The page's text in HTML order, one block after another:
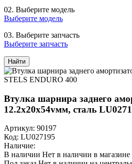
02. Выберите модель
Выберите модель
03. Выберите запчасть
Выберите запчасть
Найти
Втулка шарнира заднего
12.2x20x54vмм, сталь
Артикул: 90197
Код: LU027195
Наличие:
В наличии Нет в наличии в магазине